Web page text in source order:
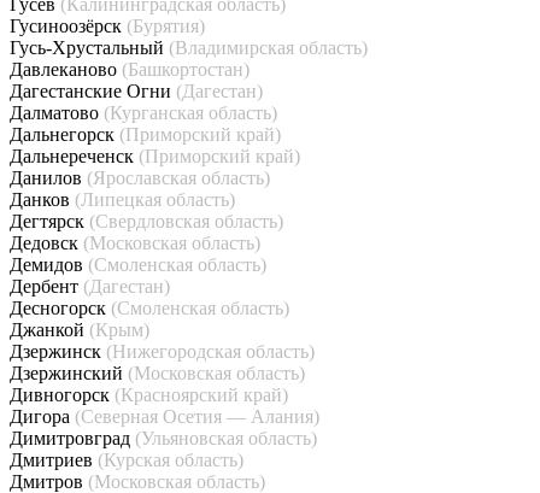
Гусев (Калининградская область)
Гусиноозёрск (Бурятия)
Гусь-Хрустальный (Владимирская область)
Давлеканово (Башкортостан)
Дагестанские Огни (Дагестан)
Далматово (Курганская область)
Дальнегорск (Приморский край)
Дальнереченск (Приморский край)
Данилов (Ярославская область)
Данков (Липецкая область)
Дегтярск (Свердловская область)
Дедовск (Московская область)
Демидов (Смоленская область)
Дербент (Дагестан)
Десногорск (Смоленская область)
Джанкой (Крым)
Дзержинск (Нижегородская область)
Дзержинский (Московская область)
Дивногорск (Красноярский край)
Дигора (Северная Осетия — Алания)
Димитровград (Ульяновская область)
Дмитриев (Курская область)
Дмитров (Московская область)